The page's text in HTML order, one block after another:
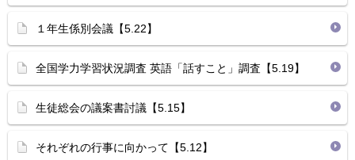
１年生係別会議【5.22】
全国学力学習状況調査 英語「話すこと」調査【5.19】
生徒総会の議案書討議【5.15】
それぞれの行事に向かって【5.12】